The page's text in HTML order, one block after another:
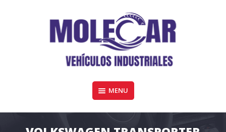
MOLECAR VEHÍCULOS COMERCIALES
Furgonetas y vehiculos industriales de todas las marcas en Córdoba
MENU